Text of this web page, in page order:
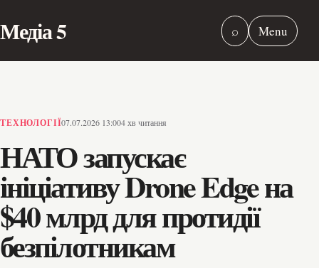
Медіа 5 ⌕ Menu
ТЕХНОЛОГІЇ07.07.2026 13:004 хв читання
НАТО запускає
ініціативу Drone Edge на
$40 млрд для протидії
безпілотникам